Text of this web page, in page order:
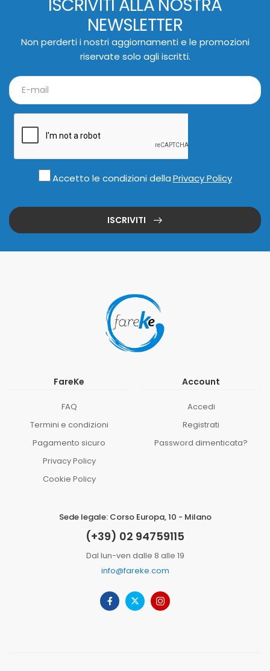
ISCRIVITI ALLA NOSTRA
NEWSLETTER
Non perderti i nostri aggiornamenti e le promozioni
riservate solo agli iscritti.
Accetto le condizioni dellaPrivacy Policy
ISCRIVITI
FareKe
FAQ
Termini e condizioni
Pagamento sicuro
Privacy Policy
Cookie Policy
Account
Accedi
Registrati
Password dimenticata?
Sede legale: Corso Europa, 10 - Milano
(+39) 02 94759115
Dal lun-ven dalle 8 alle 19
info@fareke.com